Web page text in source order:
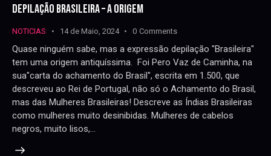
DEPILAÇÃO BRASILEIRA – A ORIGEM
NOTICIAS 14 de Maio, 2024 0 Comments
Quase ninguém sabe, mas a expressão depilação "Brasileira"
tem uma origem antiquíssima. Foi Pero Vaz de Caminha, na
sua"carta do achamento do Brasil", escrita em 1.500, que
descreveu ao Rei de Portugal, não só o Achamento do Brasil,
mas das Mulheres Brasileiras! Descreve as Índias Brasileiras
como mulheres muito desinibidas. Mulheres de cabelos
negros, muito lisos,…